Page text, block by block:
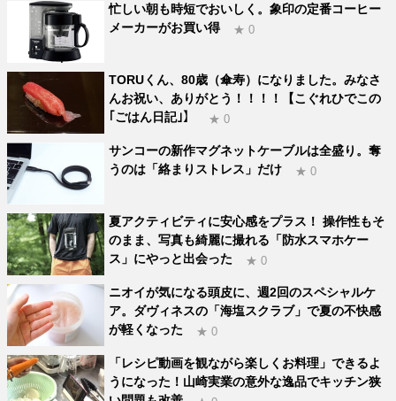
忙しい朝も時短でおいしく。象印の定番コーヒー
メーカーがお買い得
★ 0
TORUくん、80歳（傘寿）になりました。みなさ
んお祝い、ありがとう！！！！【こぐれひでこの
｢ごはん日記｣】
★ 0
サンコーの新作マグネットケーブルは全盛り。奪
うのは「絡まりストレス」だけ
★ 0
夏アクティビティに安心感をプラス！ 操作性もそ
のまま、写真も綺麗に撮れる「防水スマホケー
ス」にやっと出会った
★ 0
ニオイが気になる頭皮に、週2回のスペシャルケ
ア。ダヴィネスの「海塩スクラブ」で夏の不快感
が軽くなった
★ 0
「レシピ動画を観ながら楽しくお料理」できるよ
うになった！山崎実業の意外な逸品でキッチン狭